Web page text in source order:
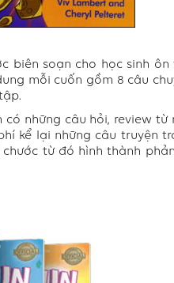
biên soạn cho học sinh ôn
mỗi cuốn gồm 8 câu
những câu hỏi, review từ
kể lại những câu truyện
từ đó hình thành